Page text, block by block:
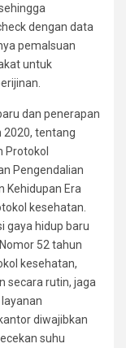
dengan data
pemalsuan
untuk
dan penerapan
2020, tentang
Protokol
Pengendalian
Kehidupan Era
kesehatan.
gaya hidup baru
52 tahun
kesehatan,
secara rutin, jaga
diwajibkan
suhu